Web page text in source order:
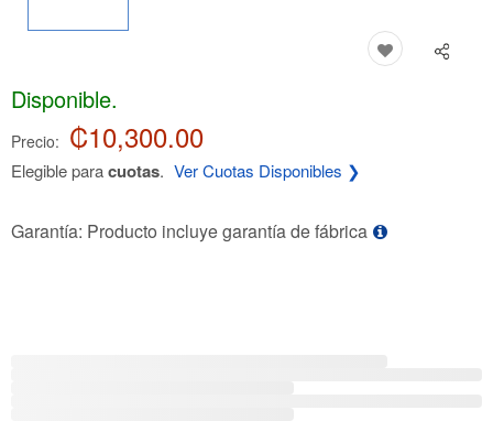
Disponible.
Precio: ₡10,300.00
Elegible paracuotas. Ver Cuotas Disponibles ❯
Garantía: Producto incluye garantía de fábrica